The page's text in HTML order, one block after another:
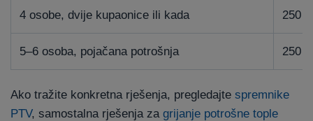
4 osobe, dvije kupaonice ili kada 250 L
5–6 osoba, pojačana potrošnja 250 L
Ako tražite konkretna rješenja, pregledajte spremnike
PTV, samostalna rješenja za grijanje potrošne tople